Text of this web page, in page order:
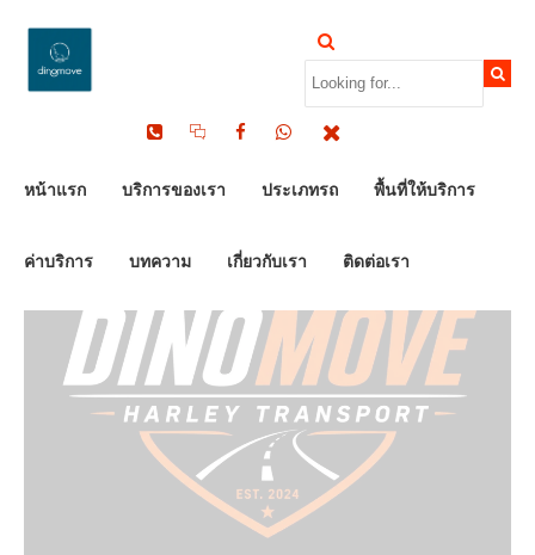
หน้าแรก บริการของเรา ประเภทรถ พื้นที่ให้บริการ
ค่าบริการ บทความ เกี่ยวกับเรา ติดต่อเรา